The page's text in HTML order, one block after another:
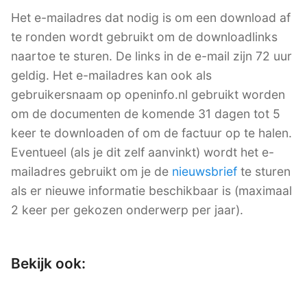
Het e-mailadres dat nodig is om een download af
te ronden wordt gebruikt om de downloadlinks
naartoe te sturen. De links in de e-mail zijn 72 uur
geldig. Het e-mailadres kan ook als
gebruikersnaam op openinfo.nl gebruikt worden
om de documenten de komende 31 dagen tot 5
keer te downloaden of om de factuur op te halen.
Eventueel (als je dit zelf aanvinkt) wordt het e-
mailadres gebruikt om je de nieuwsbrief te sturen
als er nieuwe informatie beschikbaar is (maximaal
2 keer per gekozen onderwerp per jaar).
Bekijk ook: